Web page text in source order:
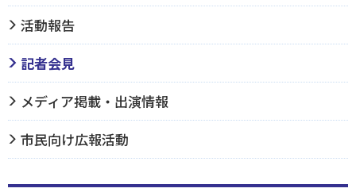
活動報告
記者会見
メディア掲載・出演情報
市民向け広報活動